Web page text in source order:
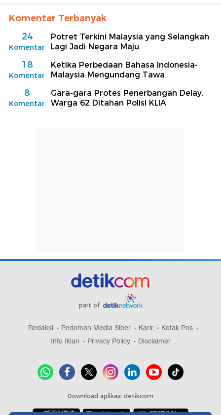
Komentar Terbanyak
24
Komentar
Potret Terkini Malaysia yang Selangkah
Lagi Jadi Negara Maju
18
Komentar
Ketika Perbedaan Bahasa Indonesia-
Malaysia Mengundang Tawa
8
Komentar
Gara-gara Protes Penerbangan Delay,
Warga 62 Ditahan Polisi KLIA
part of
Redaksi Pedoman Media Siber Karir
Kotak Pos
Info Iklan
Privacy Policy Disclaimer
Download aplikasi detikcom